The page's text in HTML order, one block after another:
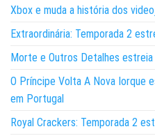
Xbox e muda a história dos
Extraordinária: Temporada 2
Morte e Outros Detalhes
O Príncipe Volta A Nova Iorque
em Portugal
Royal Crackers: Temporada 2